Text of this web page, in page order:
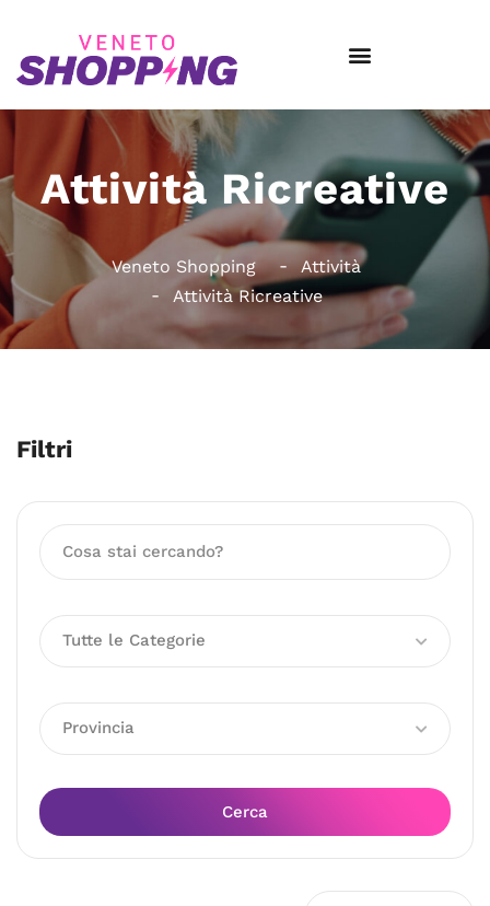
Attività Ricreative
Veneto Shopping
Attività
Attività Ricreative
Filtri
Tutte le Categorie
Provincia
Cerca